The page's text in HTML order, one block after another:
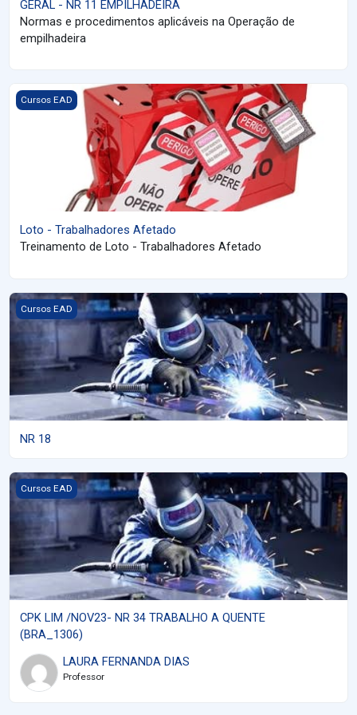
GERAL - NR 11 EMPILHADEIRA
Normas e procedimentos aplicáveis na Operação de
empilhadeira
Imagem do curso Loto - Trabalhadores Afetado
Cursos EAD
Loto - Trabalhadores Afetado
Treinamento de Loto - Trabalhadores Afetado
Imagem do curso NR 18
Cursos EAD
NR 18
Imagem do curso CPK LIM /NOV23- NR 34 TRABALHO A
Cursos EAD
CPK LIM /NOV23- NR 34 TRABALHO A QUENTE
(BRA_1306)
LAURA FERNANDA DIAS
Professor